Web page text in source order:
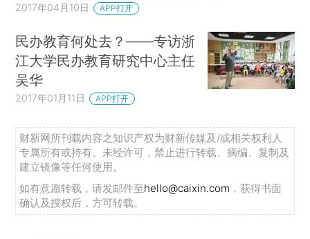
2017年04月10日 APP打开
民办教育何处去？——专访浙
江大学民办教育研究中心主任
吴华
2017年01月11日 APP打开
财新网所刊载内容之知识产权为财新传媒及/或相关权利人
专属所有或持有。未经许可，禁止进行转载、摘编、复制及
建立镜像等任何使用。
如有意愿转载，请发邮件至hello@caixin.com ，获得书面
确认及授权后，方可转载。